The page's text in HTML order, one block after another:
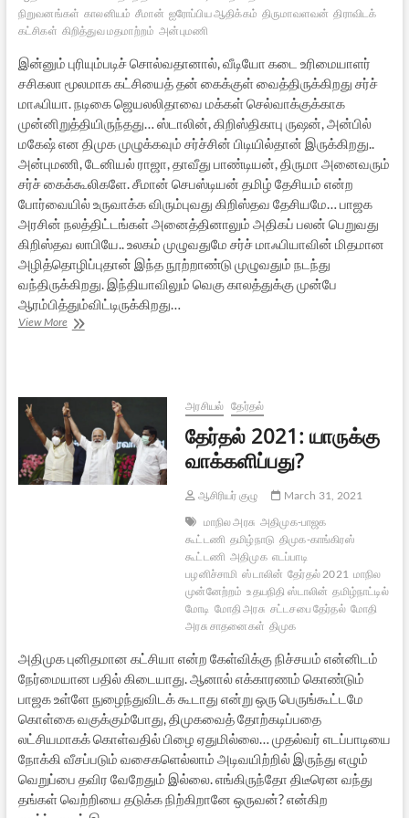
நிறுவனங்கள் காலனியம் சீமான் ஐரோப்பிய ஆதிக்கம் திருமாவளவன் திராவிடக்
கட்சிகள் கிறித்துவ மதமாற்றம் அன்புமணி
இன்னும் புரியும்படிச் சொல்வதானால், வீடியோ கடை உரிமையாளர்
சசிகலா மூலமாக கட்சியைத் தன் கைக்குள் வைத்திருக்கிறது சர்ச்
மாஃபியா. நடிகை ஜெயலலிதாவை மக்கள் செல்வாக்குக்காக
முன்னிறுத்தியிருந்தது… ஸ்டாலின், கிறிஸ்திகாபு ருஷன், அன்பில்
மகேஷ் என திமுக முழுக்கவும் சர்ச்சின் பிடியில்தான் இருக்கிறது..
அன்புமணி, டேனியல் ராஜா, தாவீது பாண்டியன், திருமா அனைவரும்
சர்ச் கைக்கூலிகளே. சீமான் செபஸ்டியன் தமிழ் தேசியம் என்ற
போர்வையில் உருவாக்க விரும்புவது கிறிஸ்தவ தேசியமே… பாஜக
அரசின் நலத்திட்டங்கள் அனைத்தினாலும் அதிகப் பலன் பெறுவது
கிறிஸ்தவ லாபியே.. உலகம் முழுவதுமே சர்ச் மாஃபியாவின் மிதமான
அழித்தொழிப்புதான் இந்த நூற்றாண்டு முழுவதும் நடந்து
வந்திருக்கிறது. இந்தியாவிலும் வெகு காலத்துக்கு முன்பே
ஆரம்பித்தும்விட்டிருக்கிறது…
View Moreதமிழக
அரசியல் தேர்தல்
தேர்தல் 2021: யாருக்கு
வாக்களிப்பது?
ஆசிரியர் குழு
March 31, 2021
மாநில அரசு அதிமுக-பாஜக
கூட்டணி தமிழ்நாடு திமுக-காங்கிரஸ்
கூட்டணி அதிமுக எடப்பாடி
பழனிச்சாமி ஸ்டாலின் தேர்தல் 2021 மாநில
முன்னேற்றம் உதயநிதி ஸ்டாலின் தமிழ்நாட்டில்
மோடி மோதி அரசு சட்டசபை தேர்தல் மோதி
அரசு சாதனைகள் திமுக
அதிமுக புனிதமான கட்சியா என்ற கேள்விக்கு நிச்சயம் என்னிடம்
நேர்மையான பதில் கிடையாது. ஆனால் எக்காரணம் கொண்டும்
பாஜக உள்ளே நுழைந்துவிடக் கூடாது என்று ஒரு பெருங்கூட்டமே
கொள்கை வகுக்கும்போது, திமுகவைத் தோற்கடிப்பதை
லட்சியமாகக் கொள்வதில் பிழை ஏதுமில்லை… முதல்வர் எடப்பாடியை
நோக்கி வீசப்படும் வசைகளெல்லாம் அடிவயிற்றில் இருந்து எழும்
வெறுப்பை தவிர வேறேதும் இல்லை. எங்கிருந்தோ திடீரென வந்து
தங்கள் வெற்றியை தடுக்க நிற்கிறானே ஒருவன்? என்கிற